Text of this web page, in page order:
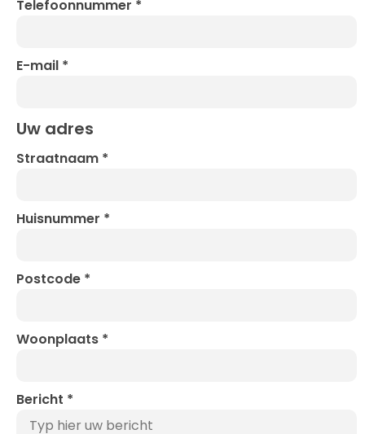
Telefoonnummer *
E-mail *
Uw adres
Straatnaam *
Huisnummer *
Postcode *
Woonplaats *
Bericht *